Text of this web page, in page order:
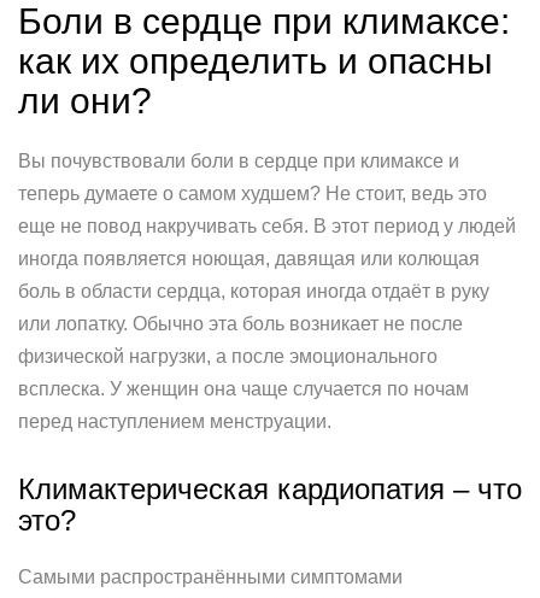
Боли в сердце при климаксе:
как их определить и опасны
ли они?
Вы почувствовали боли в сердце при климаксе и
теперь думаете о самом худшем? Не стоит, ведь это
еще не повод накручивать себя. В этот период у людей
иногда появляется ноющая, давящая или колющая
боль в области сердца, которая иногда отдаёт в руку
или лопатку. Обычно эта боль возникает не после
физической нагрузки, а после эмоционального
всплеска. У женщин она чаще случается по ночам
перед наступлением менструации.
Климактерическая кардиопатия – что
это?
Самыми распространёнными симптомами